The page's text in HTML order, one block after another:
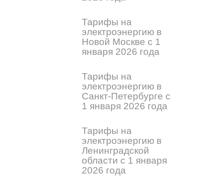
Тарифы на
электроэнергию в
Новой Москве с 1
января 2026 года
Тарифы на
электроэнергию в
Санкт-Петербурге с
1 января 2026 года
Тарифы на
электроэнергию в
Ленинградской
области с 1 января
2026 года